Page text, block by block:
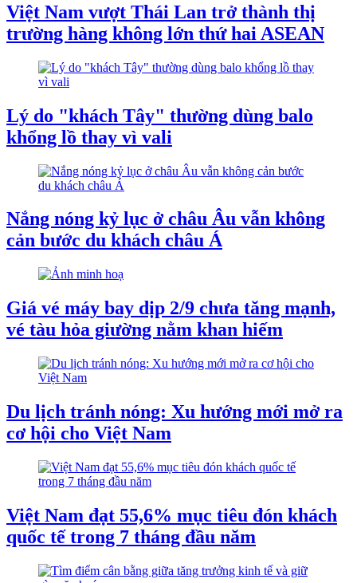
Việt Nam vượt Thái Lan trở thành thị
trường hàng không lớn thứ hai ASEAN
Lý do "khách Tây" thường dùng balo
khổng lồ thay vì vali
Nắng nóng kỷ lục ở châu Âu vẫn không
cản bước du khách châu Á
Giá vé máy bay dịp 2/9 chưa tăng mạnh,
vé tàu hỏa giường nằm khan hiếm
Du lịch tránh nóng: Xu hướng mới mở ra
cơ hội cho Việt Nam
Việt Nam đạt 55,6% mục tiêu đón khách
quốc tế trong 7 tháng đầu năm